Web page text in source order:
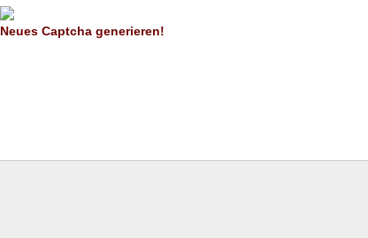
Neues Captcha generieren!